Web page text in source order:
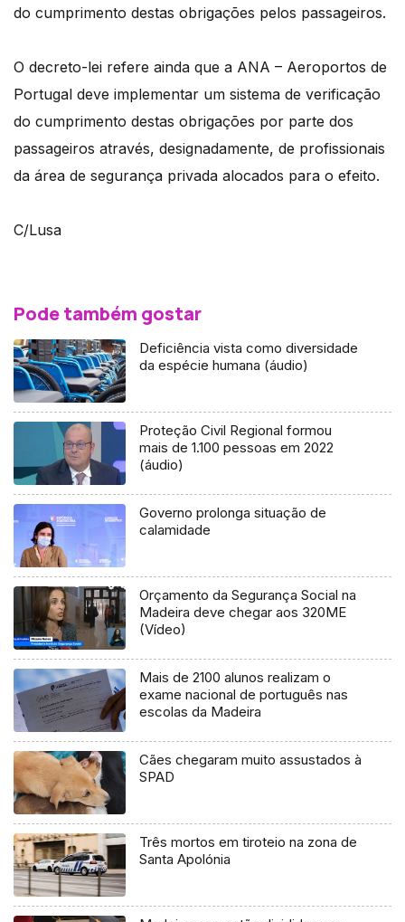
do cumprimento destas obrigações pelos passageiros.
O decreto-lei refere ainda que a ANA – Aeroportos de
Portugal deve implementar um sistema de verificação
do cumprimento destas obrigações por parte dos
passageiros através, designadamente, de profissionais
da área de segurança privada alocados para o efeito.
C/Lusa
Pode também gostar
Deficiência vista como diversidade
da espécie humana (áudio)
Proteção Civil Regional formou
mais de 1.100 pessoas em 2022
(áudio)
Governo prolonga situação de
calamidade
Orçamento da Segurança Social na
Madeira deve chegar aos 320ME
(Vídeo)
Mais de 2100 alunos realizam o
exame nacional de português nas
escolas da Madeira
Cães chegaram muito assustados à
SPAD
Três mortos em tiroteio na zona de
Santa Apolónia